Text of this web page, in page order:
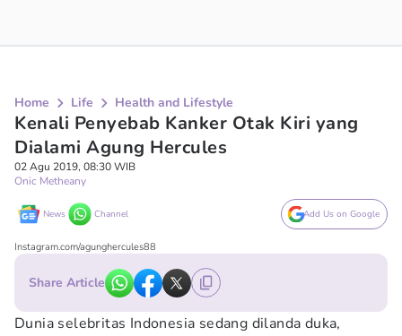
Home Life Health and Lifestyle
Kenali Penyebab Kanker Otak Kiri yang
Dialami Agung Hercules
02 Agu 2019, 08:30 WIB
Onic Metheany
News Channel Add Us on Google
Instagram.com/agunghercules88
Share Article
Dunia selebritas Indonesia sedang dilanda duka,